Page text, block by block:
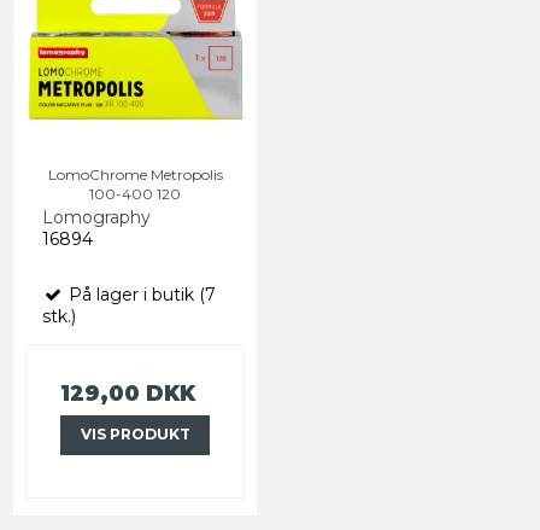
LomoChrome Metropolis
100-400 120
Lomography
16894
På lager i butik (7
stk.)
129,00 DKK
VIS PRODUKT